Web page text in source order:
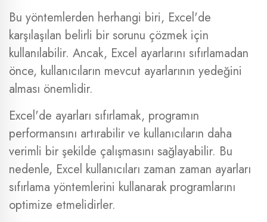
Bu yöntemlerden herhangi biri, Excel'de
karşılaşılan belirli bir sorunu çözmek için
kullanılabilir. Ancak, Excel ayarlarını sıfırlamadan
önce, kullanıcıların mevcut ayarlarının yedeğini
alması önemlidir.
Excel'de ayarları sıfırlamak, programın
performansını artırabilir ve kullanıcıların daha
verimli bir şekilde çalışmasını sağlayabilir. Bu
nedenle, Excel kullanıcıları zaman zaman ayarları
sıfırlama yöntemlerini kullanarak programlarını
optimize etmelidirler.